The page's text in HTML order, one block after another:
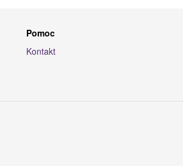
Pomoc
Kontakt